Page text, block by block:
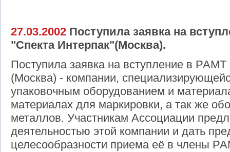
27.03.2002 Поступила заявка на
"Спекта Интерпак"(Москва).
Поступила заявка на вступление в
(Москва) - компании,
упаковочным оборудованием и
материалах для маркировки, а так же
металлов. Участникам Ассоциации
деятельностью этой компании и дать
целесообразности приема её в члены